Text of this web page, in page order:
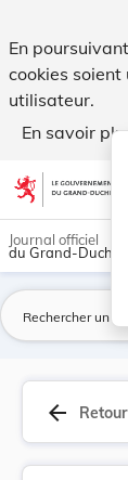
En
cookies soient
utilisateur.
En savoir
Aller au contenu
Journal officiel
du Grand-Duché
arrow_back